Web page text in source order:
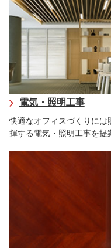
電気・照明工事
快適なオフィスづくりには
揮する電気・照明工事を提